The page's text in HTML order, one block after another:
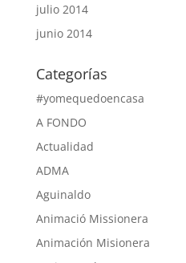
julio 2014
junio 2014
Categorías
#yomequedoencasa
A FONDO
Actualidad
ADMA
Aguinaldo
Animació Missionera
Animación Misionera